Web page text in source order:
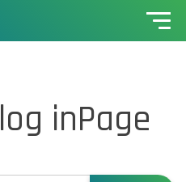
inPage